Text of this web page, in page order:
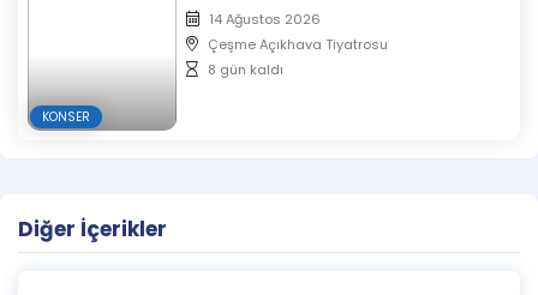
KONSER
14 Ağustos 2026
Çeşme Açıkhava Tiyatrosu
8 gün kaldı
Diğer İçerikler